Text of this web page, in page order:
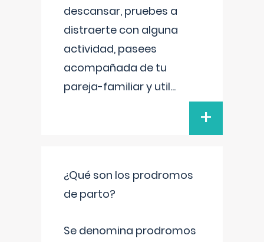
descansar, pruebes a
distraerte con alguna
actividad, pasees
acompañada de tu
pareja-familiar y util...
+
¿Qué son los prodromos
de parto?
Se denomina prodromos